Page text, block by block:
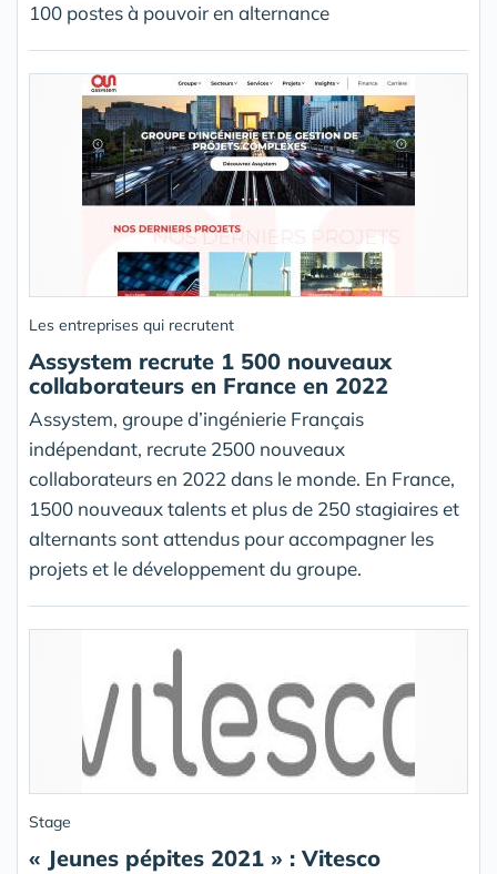
100 postes à pouvoir en alternance
Les entreprises qui recrutent
Assystem recrute 1 500 nouveaux
collaborateurs en France en 2022
Assystem, groupe d’ingénierie Français
indépendant, recrute 2500 nouveaux
collaborateurs en 2022 dans le monde. En France,
1500 nouveaux talents et plus de 250 stagiaires et
alternants sont attendus pour accompagner les
projets et le développement du groupe.
Stage
« Jeunes pépites 2021 » : Vitesco